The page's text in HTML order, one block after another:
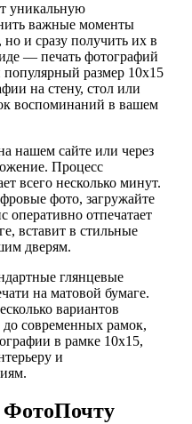
уникальную
важные моменты
и сразу получить их в
— печать фотографий
размер 10х15
на стену, стол или
воспоминаний в вашем
нашем сайте или через
Процесс
всего несколько минут.
фото, загружайте
оперативно отпечатает
вставит в стильные
дверям.
глянцевые
на матовой бумаге.
вариантов
современных рамок,
в рамке 10х15,
и